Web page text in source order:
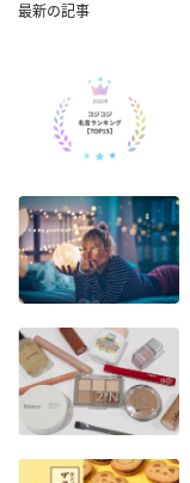
最新の記事